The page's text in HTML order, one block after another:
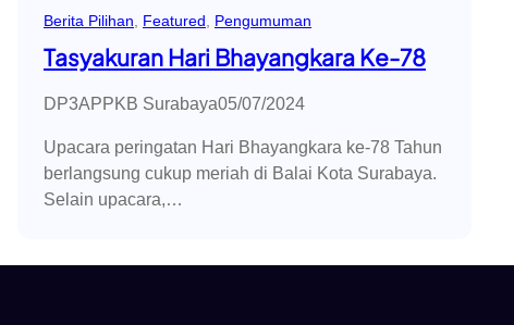
Berita Pilihan, Featured, Pengumuman
Tasyakuran Hari Bhayangkara Ke-78
DP3APPKB Surabaya05/07/2024
Upacara peringatan Hari Bhayangkara ke-78 Tahun
berlangsung cukup meriah di Balai Kota Surabaya.
Selain upacara,…